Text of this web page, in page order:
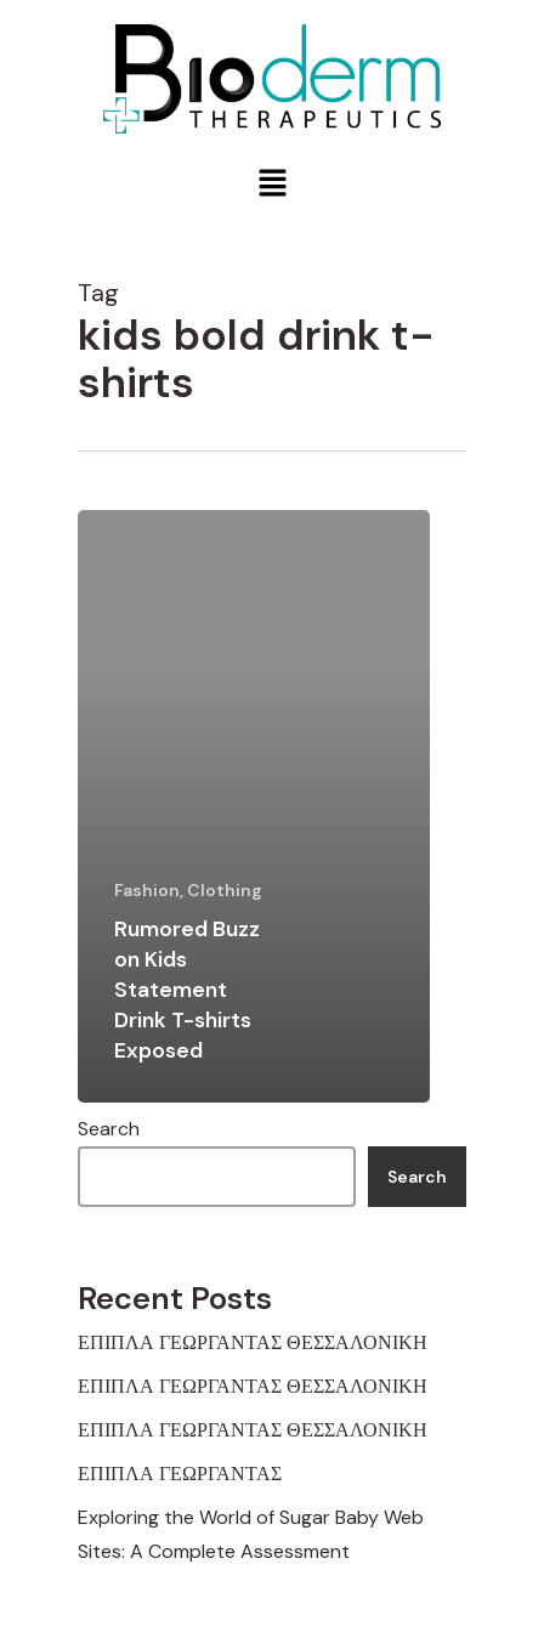
Tag
kids bold drink t-
shirts
Fashion, Clothing
Rumored Buzz
on Kids
Statement
Drink T-shirts
Exposed
Search
Search
Recent Posts
ΕΠΙΠΛΑ ΓΕΩΡΓΑΝΤΑΣ ΘΕΣΣΑΛΟΝΙΚΗ
ΕΠΙΠΛΑ ΓΕΩΡΓΑΝΤΑΣ ΘΕΣΣΑΛΟΝΙΚΗ
ΕΠΙΠΛΑ ΓΕΩΡΓΑΝΤΑΣ ΘΕΣΣΑΛΟΝΙΚΗ
ΕΠΙΠΛΑ ΓΕΩΡΓΑΝΤΑΣ
Exploring the World of Sugar Baby Web
Sites: A Complete Assessment